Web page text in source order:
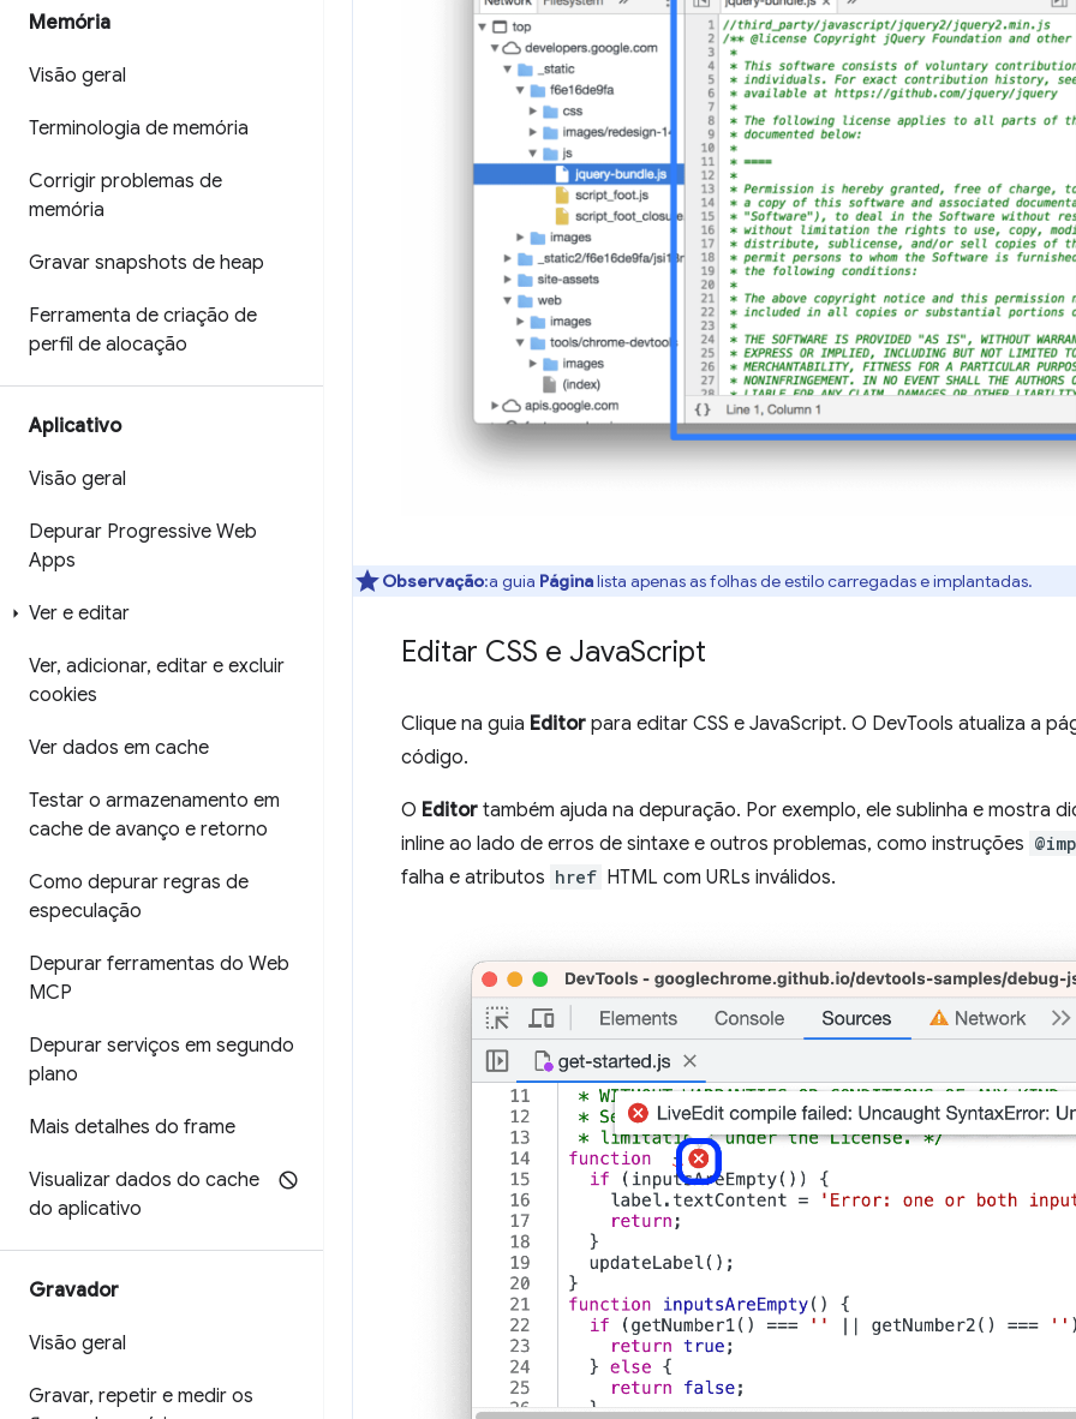
Memória
Visão geral
Terminologia de memória
Corrigir problemas de
memória
Gravar snapshots de heap
Ferramenta de criação de
perfil de alocação
Aplicativo
Visão geral
Depurar Progressive Web
Apps
Ver e editar
Ver, adicionar, editar e excluir
cookies
Ver dados em cache
Testar o armazenamento em
cache de avanço e retorno
Como depurar regras de
especulação
Depurar ferramentas do Web
MCP
Depurar serviços em segundo
plano
Mais detalhes do frame
Visualizar dados do cache
do aplicativo
Gravador
Visão geral
Gravar, repetir e medir os
Observação:a guia Páginalista apenas as folhas de estilo carregadas e implantadas.
Editar CSS e JavaScript
Clique na guia Editor para editar CSS e JavaScript. O DevTools atualiza a
código.
O Editor também ajuda na depuração. Por exemplo, ele sublinha e mostra
inline ao lado de erros de sintaxe e outros problemas, como instruções
falha e atributos href HTML com URLs inválidos.